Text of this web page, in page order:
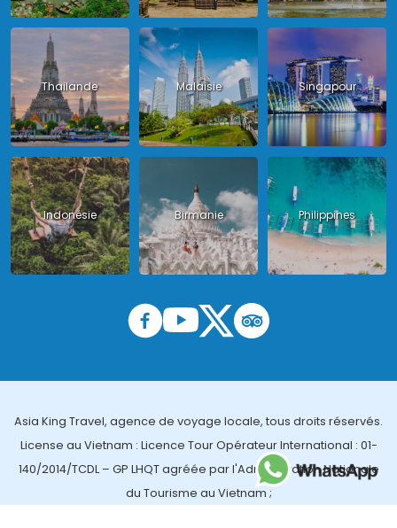
Thailande Malaisie Singapour
Indonésie Birmanie Philippines
Asia King Travel, agence de voyage locale, tous droits réservés.
License au Vietnam : Licence Tour Opérateur International : 01-
140/2014/TCDL – GP LHQT agréée par l'Administration Nationale
du Tourisme au Vietnam ;